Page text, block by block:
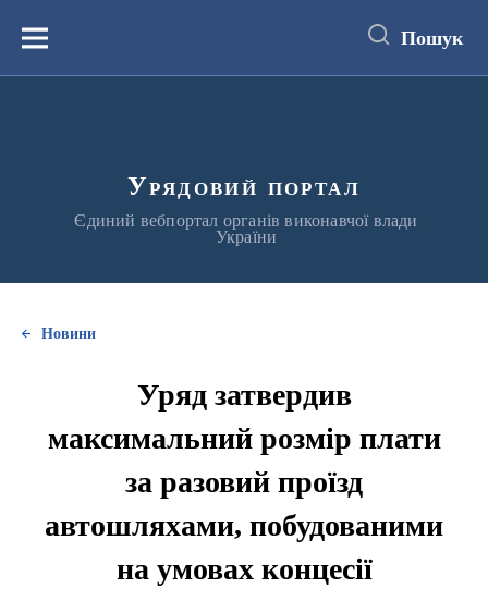
вмістуМеню Пошук
Урядовий портал
Єдиний вебпортал органів виконавчої влади
України
Новини
Уряд затвердив
максимальний розмір плати
за разовий проїзд
автошляхами, побудованими
на умовах концесії